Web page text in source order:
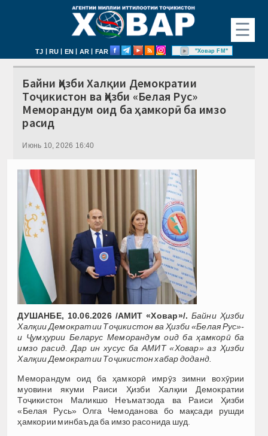
☰
TJ | RU | EN | AR | FAR "Ховар FM"
Байни Ҳизби Халқии Демократии
Тоҷикистон ва Ҳизби «Белая Рус»
Меморандум оид ба ҳамкорӣ ба имзо
расид
Июнь 10, 2026 16:40
ДУШАНБЕ, 10.06.2026 /АМИТ «Ховар»/. Байни Ҳизби
Халқии Демократии Тоҷикистон ва Ҳизби «Белая Рус»-
и Ҷумҳурии Беларус Меморандум оид ба ҳамкорӣ ба
имзо расид. Дар ин хусус ба АМИТ «Ховар» аз Ҳизби
Халқии Демократии Тоҷикистон хабар доданд.
Меморандум оид ба ҳамкорӣ имрӯз зимни вохӯрии
муовини якуми Раиси Ҳизби Халқии Демократии
Тоҷикистон Маликшо Неъматзода ва Раиси Ҳизби
«Белая Русь» Олга Чемоданова бо мақсади рушди
ҳамкории минбаъда ба имзо расонида шуд.